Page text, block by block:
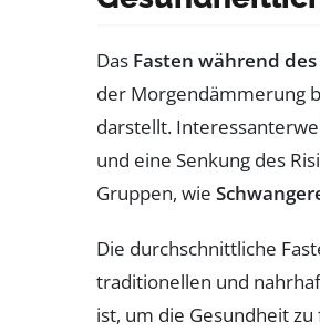
Das Fasten während
der Morgendämmerung
darstellt.
und eine Senkung des
Gruppen, wie
Die durchschnittliche
traditionellen und
ist, um die Gesundheit